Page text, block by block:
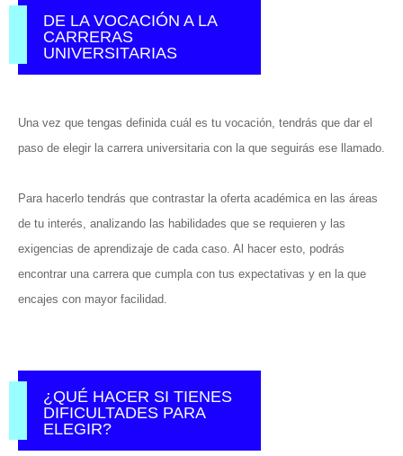
DE LA VOCACIÓN A LA
CARRERAS
UNIVERSITARIAS
Una vez que tengas definida cuál es tu vocación, tendrás que dar el
paso de elegir la carrera universitaria con la que seguirás ese llamado.
Para hacerlo tendrás que contrastar la oferta académica en las áreas
de tu interés, analizando las habilidades que se requieren y las
exigencias de aprendizaje de cada caso. Al hacer esto, podrás
encontrar una carrera que cumpla con tus expectativas y en la que
encajes con mayor facilidad.
¿QUÉ HACER SI TIENES
DIFICULTADES PARA
ELEGIR?